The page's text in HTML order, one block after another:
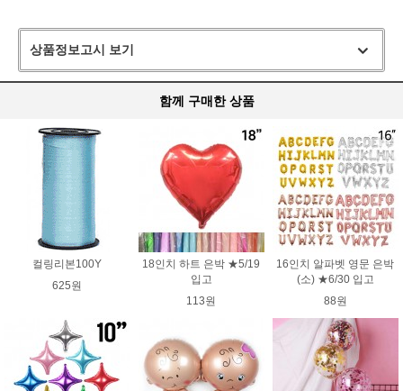
상품정보고시 보기
함께 구매한 상품
컬링리본100Y
625원
18인치 하트 은박 ★5/19
입고
113원
16인치 알파벳 영문 은박
(소) ★6/30 입고
88원